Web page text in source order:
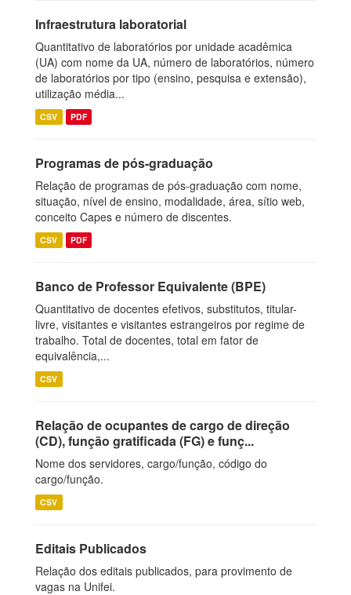
Infraestrutura laboratorial
Quantitativo de laboratórios por unidade acadêmica
(UA) com nome da UA, número de laboratórios, número
de laboratórios por tipo (ensino, pesquisa e extensão),
utilização média...
CSV PDF
Programas de pós-graduação
Relação de programas de pós-graduação com nome,
situação, nível de ensino, modalidade, área, sítio web,
conceito Capes e número de discentes.
CSV PDF
Banco de Professor Equivalente (BPE)
Quantitativo de docentes efetivos, substitutos, titular-
livre, visitantes e visitantes estrangeiros por regime de
trabalho. Total de docentes, total em fator de
equivalência,...
CSV
Relação de ocupantes de cargo de direção
(CD), função gratificada (FG) e funç...
Nome dos servidores, cargo/função, código do
cargo/função.
CSV
Editais Publicados
Relação dos editais publicados, para provimento de
vagas na Unifei.